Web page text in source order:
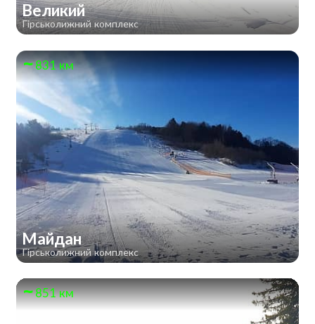
Великий
Гірськолижний комплекс
831 км
Майдан
Гірськолижний комплекс
851 км